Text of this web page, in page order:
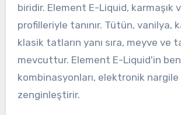
biridir. Element E-Liquid, karmaşık
profilleriyle tanınır. Tütün, vanilya,
klasik tatların yanı sıra, meyve ve
mevcuttur. Element E-Liquid'in
kombinasyonları, elektronik
zenginleştirir.